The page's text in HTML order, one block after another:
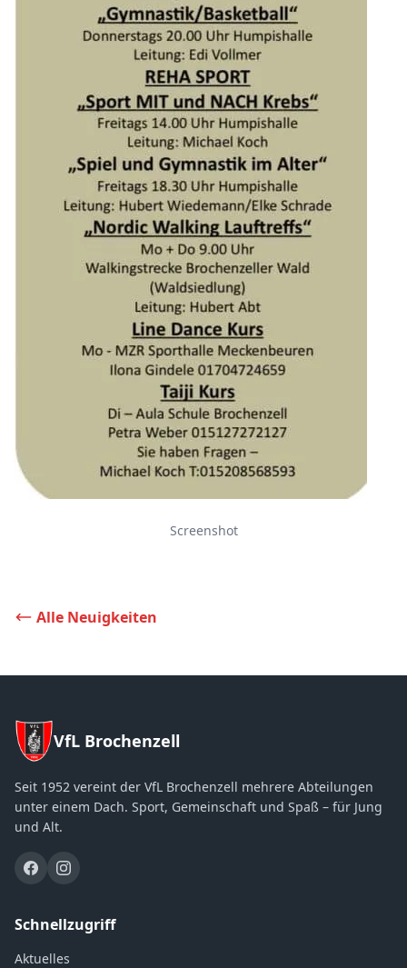
Screenshot
Alle Neuigkeiten
VfL Brochenzell
Seit 1952 vereint der VfL Brochenzell mehrere Abteilungen
unter einem Dach. Sport, Gemeinschaft und Spaß – für Jung
und Alt.
Schnellzugriff
Aktuelles